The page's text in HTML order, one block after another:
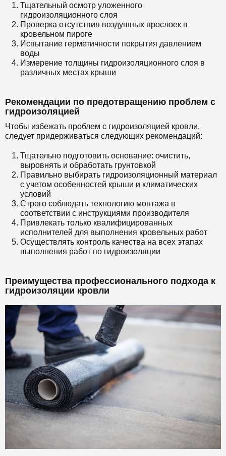
Тщательный осмотр уложенного
гидроизоляционного слоя
Проверка отсутствия воздушных прослоек в
кровельном пироге
Испытание герметичности покрытия давлением
воды
Измерение толщины гидроизоляционного слоя в
различных местах крыши
Рекомендации по предотвращению проблем с
гидроизоляцией
Чтобы избежать проблем с гидроизоляцией кровли,
следует придерживаться следующих рекомендаций:
Тщательно подготовить основание: очистить,
выровнять и обработать грунтовкой
Правильно выбирать гидроизоляционный материал
с учетом особенностей крыши и климатических
условий
Строго соблюдать технологию монтажа в
соответствии с инструкциями производителя
Привлекать только квалифицированных
исполнителей для выполнения кровельных работ
Осуществлять контроль качества на всех этапах
выполнения работ по гидроизоляции
Преимущества профессионального подхода к
гидроизоляции кровли